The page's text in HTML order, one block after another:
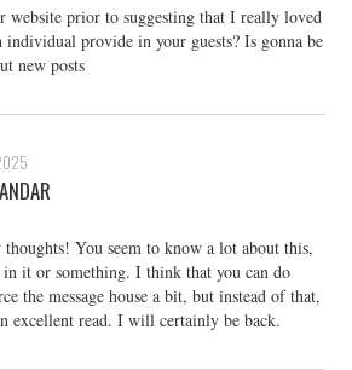
website prior to suggesting that I really loved
provide in your guests? Is gonna be
new posts
thoughts! You seem to know a lot about this,
it or something. I think that you can do
the message house a bit, but instead of that,
excellent read. I will certainly be back.